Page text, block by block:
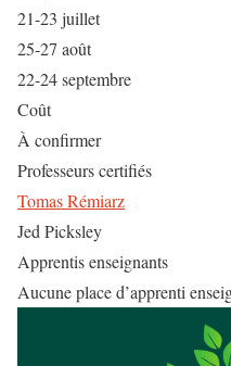
21-23 juillet
25-27 août
22-24 septembre
Coût
À confirmer
Professeurs certifiés
Tomas Rémiarz
Jed Picksley
Apprentis enseignants
Aucune place d’apprenti